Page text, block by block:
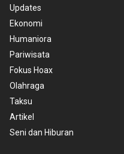
Updates
Ekonomi
Humaniora
Pariwisata
Fokus Hoax
Olahraga
Taksu
Artikel
Seni dan Hiburan